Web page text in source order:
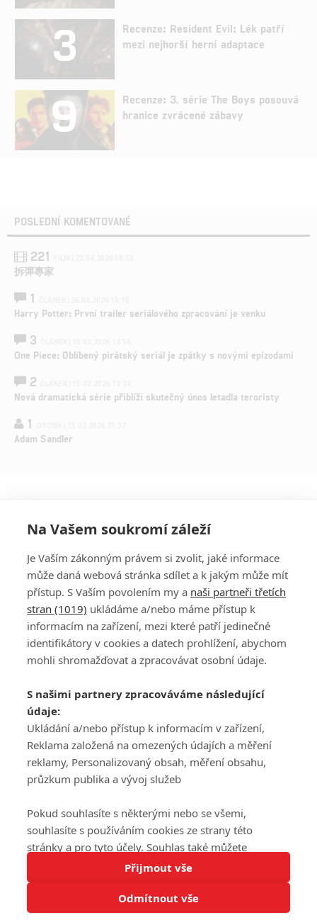
Tato stránka používá soubory cookies.
Rozumím
3
Recenze: Resident Evil: Lék patří
mezi nejhorší herní adaptace
9
Recenze: 3. série The Boys posouvá
hranice zvrácené zábavy
POSLEDNÍ KOMENTOVANÉ
221
拆彈專家
1
Harry Potter: První trailer seriálového zpracování je venku
3
One Piece: Oblíbený pirátský seriál je zpátky s novými epizodami
2
Nová dramatická série přiblíží skutečný únos letadla teroristy
1
Adam Sandler
PŘIHLÁSIT
REGISTROVAT
DISKUZE
Šéfredaktorkou webu jePetr Slavík, e-mailserialy@fandimefilmu.cz
Máte-li zájem o inzerci na našem webu napište nám na e-mail
studio@koncal.com
Ochrana osobních údajů|Zásady používání cookies |Pravidla webu
Upravit nastavení soukromí
© 2016 – 2026 FandimeSerialum.cz / All rights reserved /
Na Vašem soukromí záleží
Je Vaším zákonným právem si zvolit, jaké informace
může daná webová stránka sdílet a k jakým může mít
přístup. S Vaším povolením my a naši partneři třetích
stran (1019) ukládáme a/nebo máme přístup k
informacím na zařízení, mezi které patří jedinečné
identifikátory v cookies a datech prohlížení, abychom
mohli shromažďovat a zpracovávat osobní údaje.
S našimi partnery zpracováváme následující
údaje:
Ukládání a/nebo přístup k informacím v zařízení,
Reklama založená na omezených údajích a měření
reklamy, Personalizovaný obsah, měření obsahu,
průzkum publika a vývoj služeb
Pokud souhlasíte s některými nebo se všemi,
souhlasíte s používáním cookies ze strany této
stránky a pro tyto účely. Souhlas také můžete
odmítnout, ale v takovém případě vám na stránce
nebudou k dispozici některé personalizované funkce.
Vaše volby souhlasu se budou vztahovat pouze na
tuto webovou stránku. Vaše nastavení a odvolání
Přijmout vše
Odmítnout vše